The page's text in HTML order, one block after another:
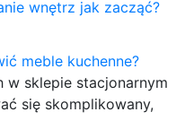
wnętrz jak zacząć?
meble kuchenne?
w sklepie stacjonarnym
się skomplikowany,